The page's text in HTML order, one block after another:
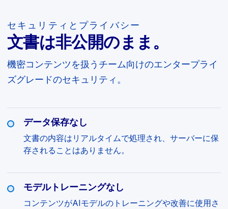
セキュリティとプライバシー
文書は非公開のまま。
機密コンテンツを扱うチーム向けのエンタープライ
ズグレードのセキュリティ。
データ保存なし
文書の内容はリアルタイムで処理され、サーバーに保
存されることはありません。
モデルトレーニングなし
コンテンツがAIモデルのトレーニングや改善に使用さ